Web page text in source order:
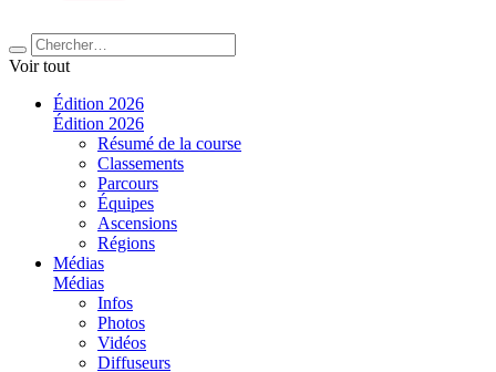
Voir tout
Édition 2026
Édition 2026
Résumé de la course
Classements
Parcours
Équipes
Ascensions
Régions
Médias
Médias
Infos
Photos
Vidéos
Diffuseurs